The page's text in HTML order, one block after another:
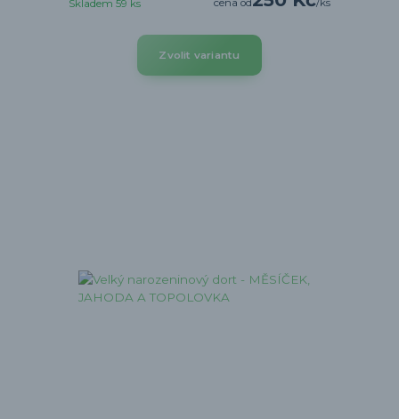
cena od /ks
Skladem 59 ks
Zvolit variantu